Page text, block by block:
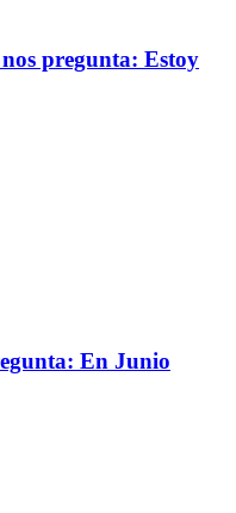
pregunta: Estoy
En Junio